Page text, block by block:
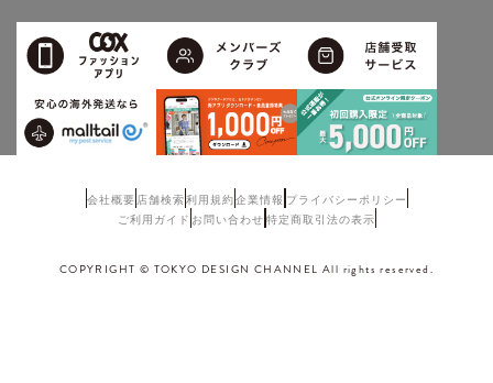
会社概要 店舗検索利用規約企業情報 プライバシーポリシー
ご利用ガイド お問い合わせ 特定商取引法の表示
COPYRIGHT © TOKYO DESIGN CHANNEL All rights reserved.